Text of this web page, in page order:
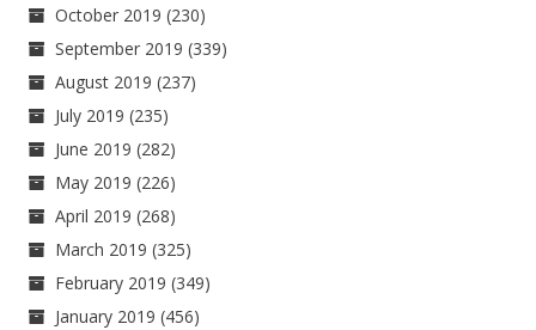
October 2019 (230)
September 2019 (339)
August 2019 (237)
July 2019 (235)
June 2019 (282)
May 2019 (226)
April 2019 (268)
March 2019 (325)
February 2019 (349)
January 2019 (456)